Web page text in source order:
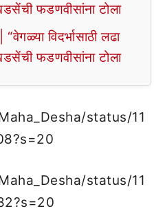
फडणवीसांना टोला
विदर्भासाठी लढा
फडणवीसांना टोला
status/11
status/11